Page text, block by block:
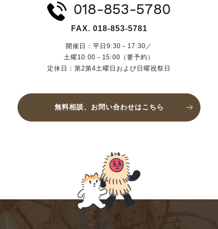
018-853-5780
FAX. 018-853-5781
開催日：平日9:30－17:30／
土曜10:00－15:00（要予約）
定休日：第2第4土曜日および日曜祝祭日
無料相談、お問い合わせはこちら